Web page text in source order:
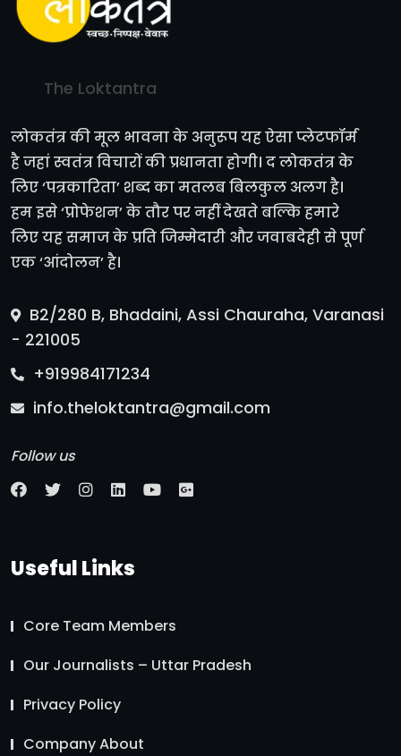
The Loktantra
लोकतंत्र की मूल भावना के अनुरूप यह ऐसा प्लेटफॉर्म
है जहां स्वतंत्र विचारों की प्रधानता होगी। द लोकतंत्र के
लिए ‘पत्रकारिता’ शब्द का मतलब बिलकुल अलग है।
हम इसे ‘प्रोफेशन’ के तौर पर नहीं देखते बल्कि हमारे
लिए यह समाज के प्रति जिम्मेदारी और जवाबदेही से पूर्ण
एक ‘आंदोलन’ है।
B2/280 B, Bhadaini, Assi Chauraha, Varanasi
- 221005
+919984171234
info.theloktantra@gmail.com
Follow us
Useful Links
Core Team Members
Our Journalists – Uttar Pradesh
Privacy Policy
Company About